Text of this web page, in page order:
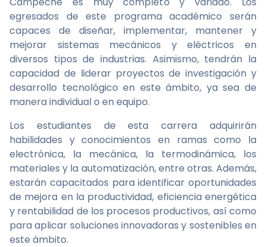
egresados de este programa académico serán
capaces de diseñar, implementar, mantener y
mejorar sistemas mecánicos y eléctricos en
diversos tipos de industrias. Asimismo, tendrán la
capacidad de liderar proyectos de investigación y
desarrollo tecnológico en este ámbito, ya sea de
manera individual o en equipo.
Los estudiantes de esta carrera adquirirán
habilidades y conocimientos en ramas como la
electrónica, la mecánica, la termodinámica, los
materiales y la automatización, entre otras. Además,
estarán capacitados para identificar oportunidades
de mejora en la productividad, eficiencia energética
y rentabilidad de los procesos productivos, así como
para aplicar soluciones innovadoras y sostenibles en
este ámbito.